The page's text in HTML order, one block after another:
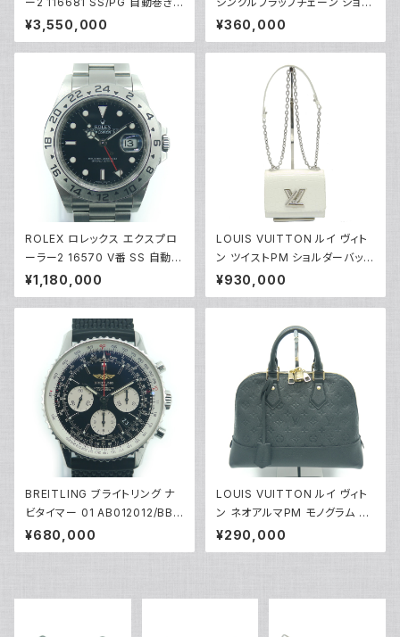
白文字盤 Y02641
¥3,550,000
ダーバッグ ラムスキン ヴィンテ
ージ ブラック Y01226
¥360,000
ROLEX ロレックス エクスプロ
ーラー2 16570 V番 SS 自動巻
き 黒文字盤 Y02527
¥1,180,000
LOUIS VUITTON ルイ ヴィト
ン ツイストPM ショルダーバッグ
クロコダイル・ブリリアント ブロ
ン N93767 Y00503
¥930,000
BREITLING ブライトリング ナ
ビタイマー 01 AB012012/BB0
1 自動巻き クロノメーター クロ
ノグラフ Y02385
¥680,000
LOUIS VUITTON ルイ ヴィト
ン ネオアルマPM モノグラム ア
ンプラント ノワール ハンドバッ
グ M44832 Y02105
¥290,000